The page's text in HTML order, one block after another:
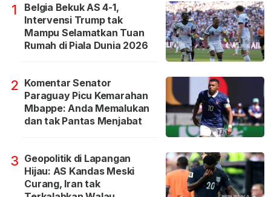
1
Belgia Bekuk AS 4-1,
Intervensi Trump tak
Mampu Selamatkan Tuan
Rumah di Piala Dunia 2026
2 Komentar Senator
Paraguay Picu Kemarahan
Mbappe: Anda Memalukan
dan tak Pantas Menjabat
3 Geopolitik di Lapangan
Hijau: AS Kandas Meski
Curang, Iran tak